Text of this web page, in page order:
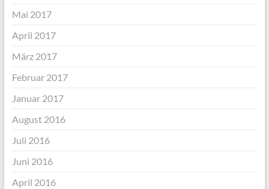
Mai 2017
April 2017
März 2017
Februar 2017
Januar 2017
August 2016
Juli 2016
Juni 2016
April 2016